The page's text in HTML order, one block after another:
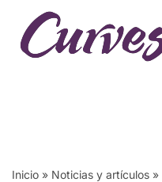
Saltar
Inicio » Noticias y artículos »